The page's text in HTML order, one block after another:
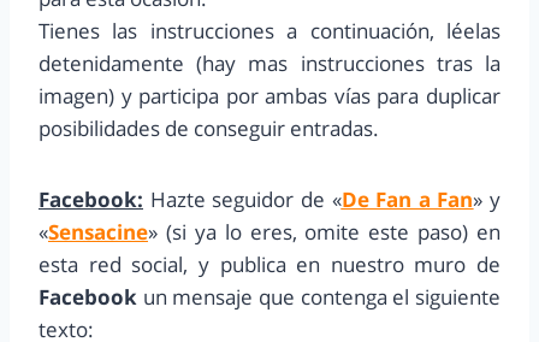
Tienes las instrucciones a continuación, léelas
detenidamente (hay mas instrucciones tras la
imagen) y participa por ambas vías para duplicar
posibilidades de conseguir entradas.
Facebook: Hazte seguidor de «De Fan a Fan» y
«Sensacine» (si ya lo eres, omite este paso) en
esta red social, y publica en nuestro muro de
Facebook un mensaje que contenga el siguiente
texto: